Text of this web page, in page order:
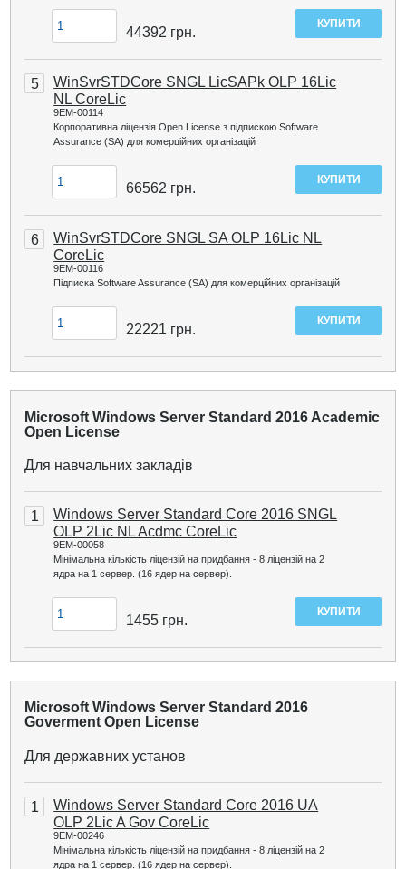
44392 грн.
5
WinSvrSTDCore SNGL LicSAPk OLP 16Lic
NL CoreLic
9EM-00114
Корпоративна ліцензія Open License з підпискою Software
Assurance (SA) для комерційних організацій
66562 грн.
6
WinSvrSTDCore SNGL SA OLP 16Lic NL
CoreLic
9EM-00116
Підписка Software Assurance (SA) для комерційних організацій
22221 грн.
Microsoft Windows Server Standard 2016 Academic
Open License
Для навчальних закладів
1
Windows Server Standard Core 2016 SNGL
OLP 2Lic NL Acdmc CoreLic
9EM-00058
Мінімальна кількість ліцензій на придбання - 8 ліцензій на 2
ядра на 1 сервер. (16 ядер на сервер).
1455 грн.
Microsoft Windows Server Standard 2016
Goverment Open License
Для державних установ
1
Windows Server Standard Core 2016 UA
OLP 2Lic A Gov CoreLic
9EM-00246
Мінімальна кількість ліцензій на придбання - 8 ліцензій на 2
ядра на 1 сервер. (16 ядер на сервер).